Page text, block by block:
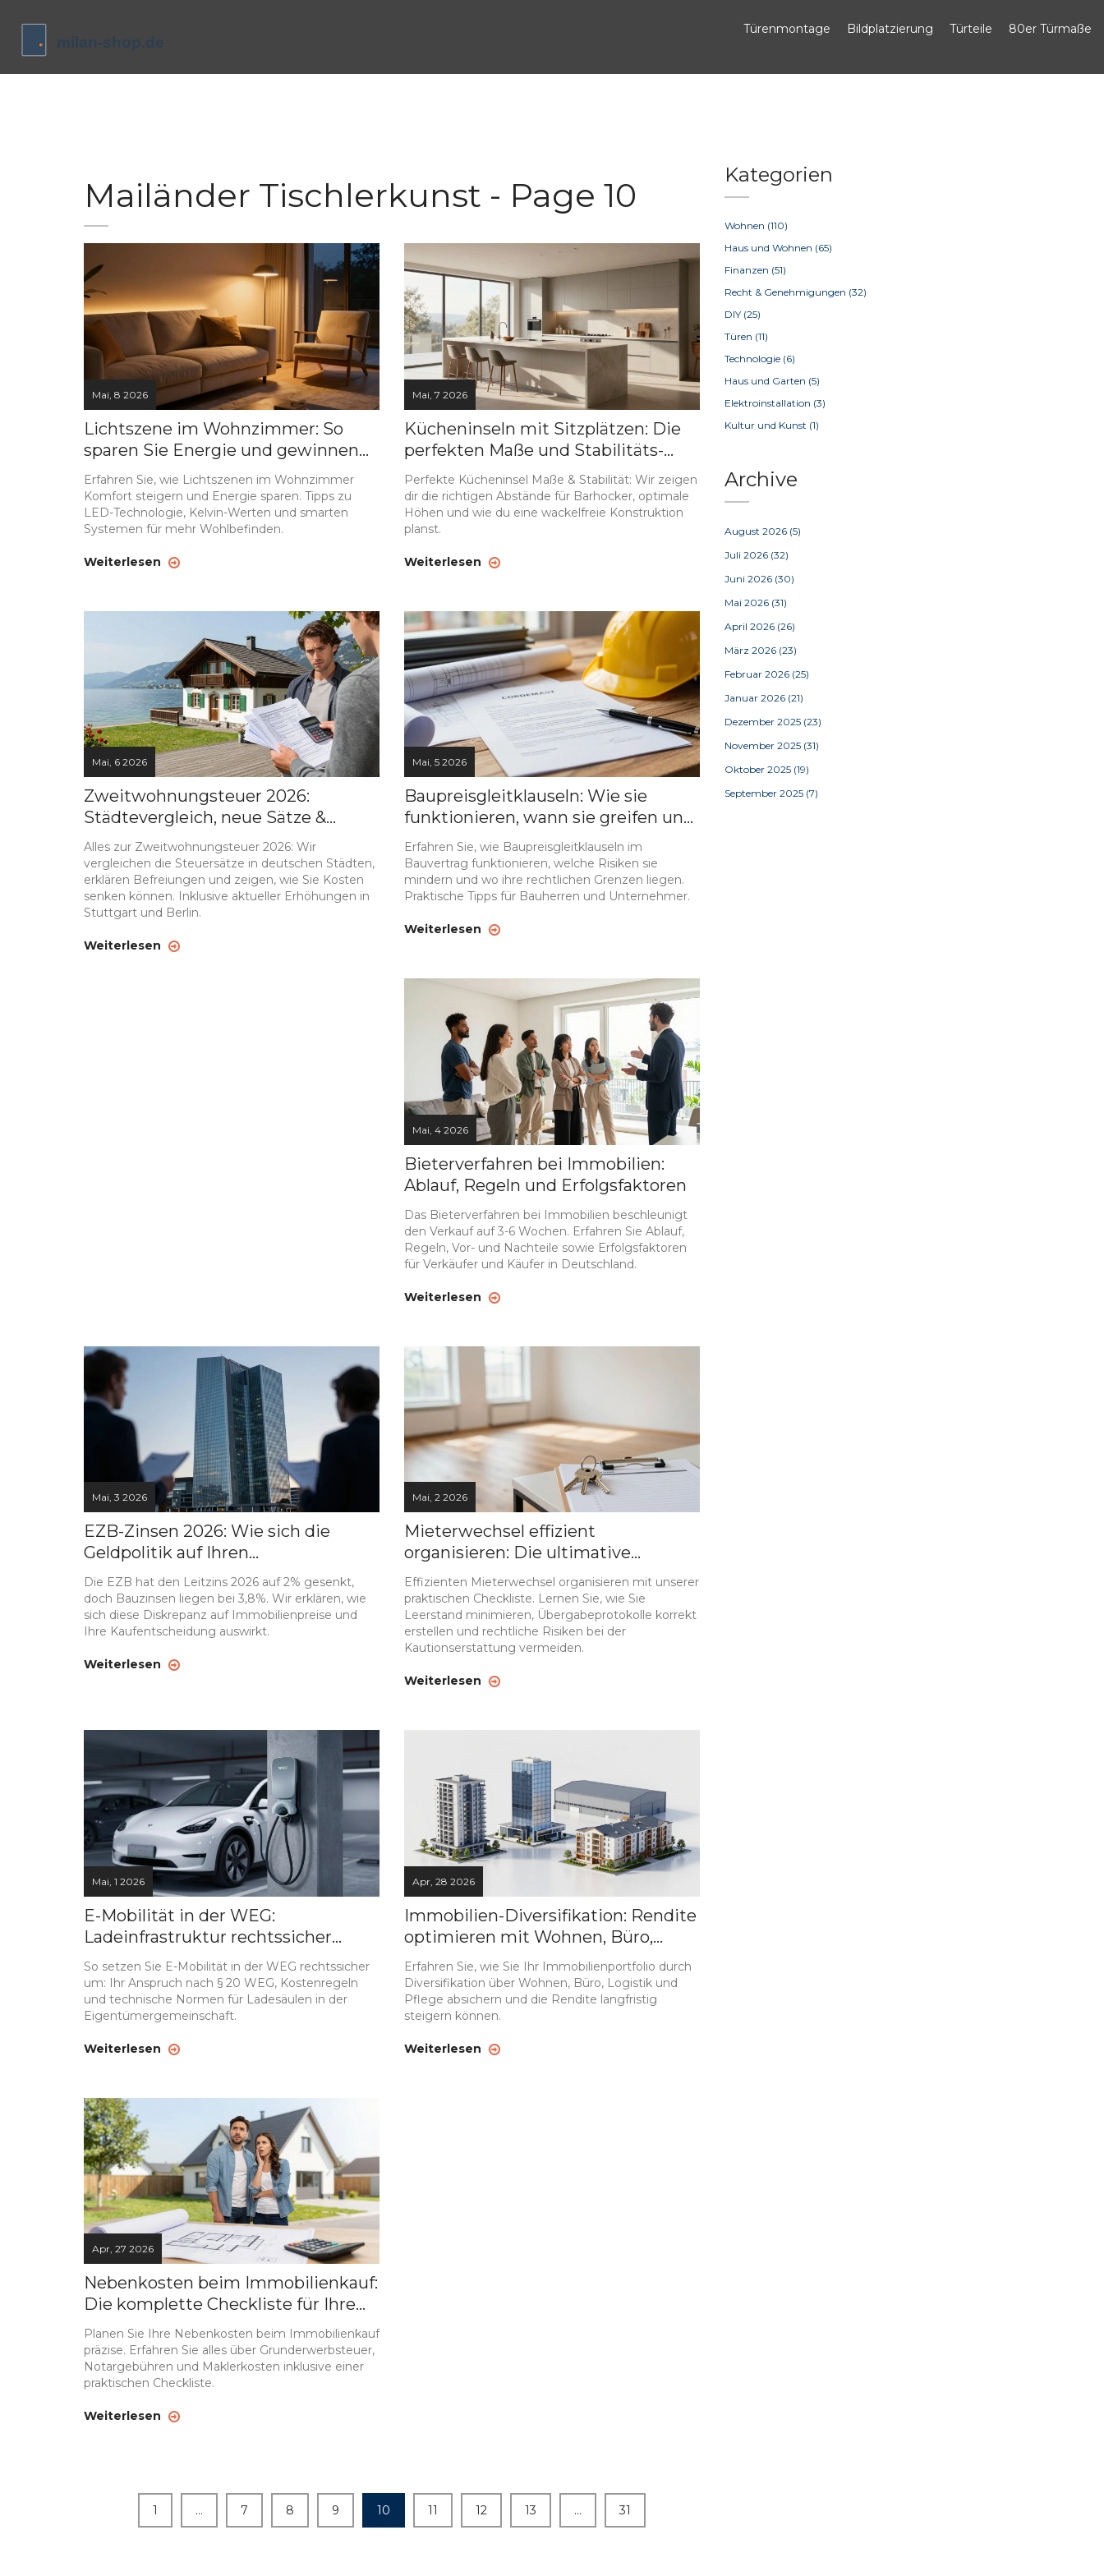
Türenmontage Bildplatzierung Türteile 80er Türmaße
Mailänder Tischlerkunst - Page 10
Mai, 8 2026
Lichtszene im Wohnzimmer: So
sparen Sie Energie und gewinnen
Komfort
Erfahren Sie, wie Lichtszenen im Wohnzimmer
Komfort steigern und Energie sparen. Tipps zu
LED-Technologie, Kelvin-Werten und smarten
Systemen für mehr Wohlbefinden.
Weiterlesen
Mai, 7 2026
Kücheninseln mit Sitzplätzen: Die
perfekten Maße und Stabilitäts-
Tipps
Perfekte Kücheninsel Maße & Stabilität: Wir zeigen
dir die richtigen Abstände für Barhocker, optimale
Höhen und wie du eine wackelfreie Konstruktion
planst.
Weiterlesen
Mai, 6 2026
Zweitwohnungsteuer 2026:
Städtevergleich, neue Sätze &
Befreiungen
Alles zur Zweitwohnungsteuer 2026: Wir
vergleichen die Steuersätze in deutschen Städten,
erklären Befreiungen und zeigen, wie Sie Kosten
senken können. Inklusive aktueller Erhöhungen in
Stuttgart und Berlin.
Weiterlesen
Mai, 5 2026
Baupreisgleitklauseln: Wie sie
funktionieren, wann sie greifen und
wo die Grenzen liegen
Erfahren Sie, wie Baupreisgleitklauseln im
Bauvertrag funktionieren, welche Risiken sie
mindern und wo ihre rechtlichen Grenzen liegen.
Praktische Tipps für Bauherren und Unternehmer.
Weiterlesen
Mai, 4 2026
Bieterverfahren bei Immobilien:
Ablauf, Regeln und Erfolgsfaktoren
Das Bieterverfahren bei Immobilien beschleunigt
den Verkauf auf 3-6 Wochen. Erfahren Sie Ablauf,
Regeln, Vor- und Nachteile sowie Erfolgsfaktoren
für Verkäufer und Käufer in Deutschland.
Weiterlesen
Mai, 3 2026
EZB-Zinsen 2026: Wie sich die
Geldpolitik auf Ihren
Immobilienkauf auswirkt
Die EZB hat den Leitzins 2026 auf 2% gesenkt,
doch Bauzinsen liegen bei 3,8%. Wir erklären, wie
sich diese Diskrepanz auf Immobilienpreise und
Ihre Kaufentscheidung auswirkt.
Weiterlesen
Mai, 2 2026
Mieterwechsel effizient
organisieren: Die ultimative
Checkliste für Vermieter
Effizienten Mieterwechsel organisieren mit unserer
praktischen Checkliste. Lernen Sie, wie Sie
Leerstand minimieren, Übergabeprotokolle korrekt
erstellen und rechtliche Risiken bei der
Kautionserstattung vermeiden.
Weiterlesen
Mai, 1 2026
E-Mobilität in der WEG:
Ladeinfrastruktur rechtssicher
umsetzen
So setzen Sie E-Mobilität in der WEG rechtssicher
um: Ihr Anspruch nach § 20 WEG, Kostenregeln
und technische Normen für Ladesäulen in der
Eigentümergemeinschaft.
Weiterlesen
Apr, 28 2026
Immobilien-Diversifikation: Rendite
optimieren mit Wohnen, Büro,
Logistik und Pflege
Erfahren Sie, wie Sie Ihr Immobilienportfolio durch
Diversifikation über Wohnen, Büro, Logistik und
Pflege absichern und die Rendite langfristig
steigern können.
Weiterlesen
Apr, 27 2026
Nebenkosten beim Immobilienkauf:
Die komplette Checkliste für Ihre
Planung
Planen Sie Ihre Nebenkosten beim Immobilienkauf
präzise. Erfahren Sie alles über Grunderwerbsteuer,
Notargebühren und Maklerkosten inklusive einer
praktischen Checkliste.
Weiterlesen
1 … 7 8 9 10 11 12 13 … 31
Kategorien
Wohnen (110)
Haus und Wohnen (65)
Finanzen (51)
Recht & Genehmigungen (32)
DIY (25)
Türen (11)
Technologie (6)
Haus und Garten (5)
Elektroinstallation (3)
Kultur und Kunst (1)
Archive
August 2026 (5)
Juli 2026 (32)
Juni 2026 (30)
Mai 2026 (31)
April 2026 (26)
März 2026 (23)
Februar 2026 (25)
Januar 2026 (21)
Dezember 2025 (23)
November 2025 (31)
Oktober 2025 (19)
September 2025 (7)